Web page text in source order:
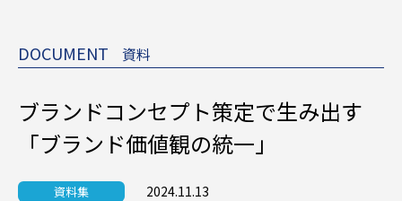
DOCUMENT 資料
ブランドコンセプト策定で生み出す
「ブランド価値観の統一」
資料集 2024.11.13